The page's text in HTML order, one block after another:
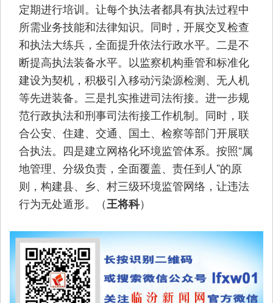
定期进行培训。让每个执法者都具有执法过程中
所需业务技能和法律知识。同时，开展交叉检查
和执法大练兵，全面提升依法行政水平。二是不
断提高执法装备水平。以监察机构垂管和标准化
建设为契机，积极引入移动污染源检测、无人机
等先进装备。三是扎实推进司法衔接。进一步规
范行政执法和刑事司法衔接工作机制。同时，联
合公安、住建、交通、国土、检察等部门开展联
合执法。四是建立网格化环境监管体系。按照“属
地管理、分级负责，全面覆盖、责任到人”的原
则，构建县、乡、村三级环境监管网络，让违法
行为无处遁形。（王将科）